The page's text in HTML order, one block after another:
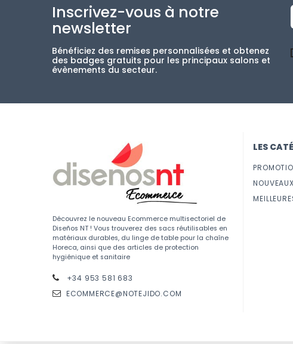
Inscrivez-vous à notre
newsletter
Bénéficiez des remises personnalisées et obtenez
des badges gratuits pour les principaux salons et
évènements du secteur.
Découvrez le nouveau Ecommerce multisectoriel de
Diseños NT ! Vous trouverez des sacs réutilisables en
matériaux durables, du linge de table pour la chaîne
Horeca, ainsi que des articles de protection
hygiénique et sanitaire
+34 953 581 683
ECOMMERCE@NOTEJIDO.COM
LES